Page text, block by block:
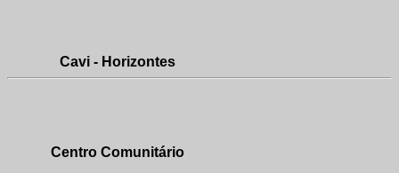
Cavi - Horizontes
Centro Comunitário